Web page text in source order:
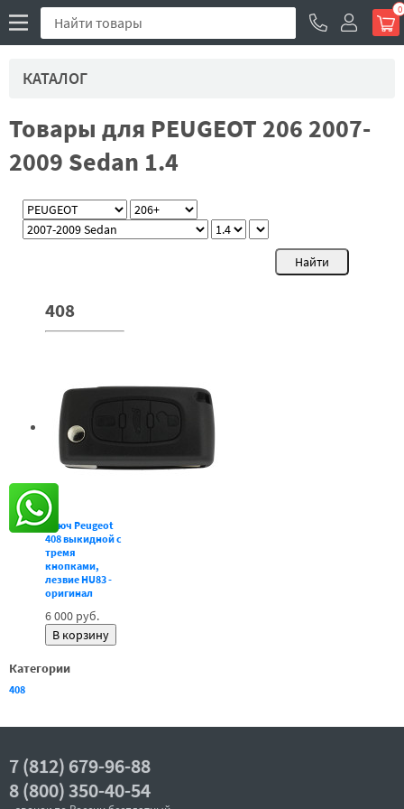
0
КАТАЛОГ
Товары для PEUGEOT 206 2007-
2009 Sedan 1.4
408
Ключ Peugeot
408 выкидной с
тремя
кнопками,
лезвие HU83 -
оригинал
6 000 руб.
Категории
408
7 (812) 679-96-88
8 (800) 350-40-54